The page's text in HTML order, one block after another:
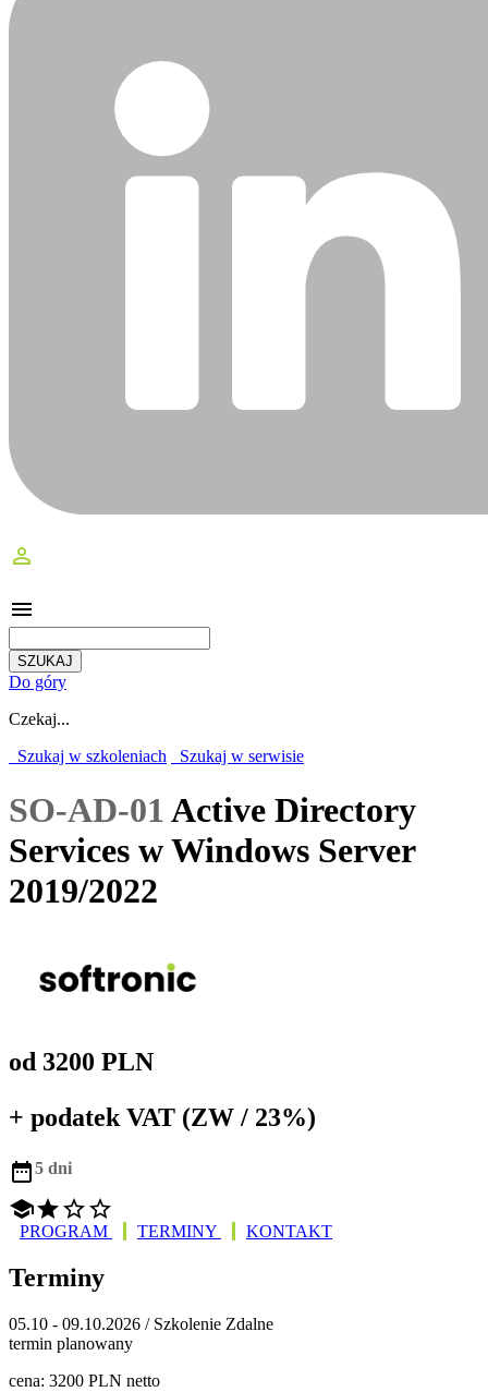
perm_identity
menu
Do góry
Czekaj...
Szukaj w szkoleniach
Szukaj w serwisie
SO-AD-01 Active Directory
Services w Windows Server
2019/2022
od 3200 PLN
+ podatek VAT (ZW / 23%)
5 dni

PROGRAM TERMINY KONTAKT
Terminy
05.10 - 09.10.2026 / Szkolenie Zdalne
termin planowany
cena: 3200 PLN netto